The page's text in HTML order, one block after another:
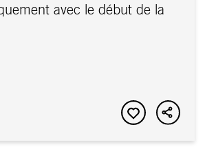
avec le début de la